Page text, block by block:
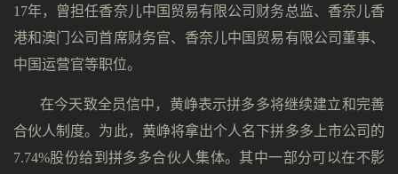
17年，曾担任香奈儿中国贸易有限公司财务总监、香奈儿香
港和澳门公司首席财务官、香奈儿中国贸易有限公司董事、
中国运营官等职位。
在今天致全员信中，黄峥表示拼多多将继续建立和完善
合伙人制度。为此，黄峥将拿出个人名下拼多多上市公司的
7.74%股份给到拼多多合伙人集体。其中一部分可以在不影